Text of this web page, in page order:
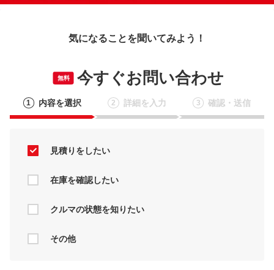
気になることを聞いてみよう！
無料 今すぐお問い合わせ
1 内容を選択 2 詳細を入力 3 確認・送信
見積りをしたい
在庫を確認したい
クルマの状態を知りたい
その他